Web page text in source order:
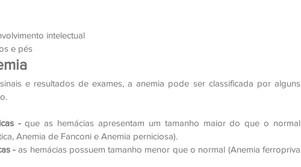
intelectual
e pés
e resultados de exames, a anemia pode ser classificada por alguns
- que as hemácias apresentam um tamanho maior do que o normal
Anemia de Fanconi e Anemia perniciosa).
- as hemácias possuem tamanho menor que o normal (Anemia ferropriva